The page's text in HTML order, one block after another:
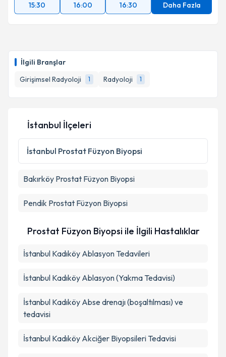
İlgili Branşlar
Girişimsel Radyoloji
1 Radyoloji 1
15:30
16:00 16:30 Daha Fazla
İstanbul İlçeleri
İstanbul Prostat Füzyon Biyopsi
Bakırköy Prostat Füzyon Biyopsi
Pendik Prostat Füzyon Biyopsi
Prostat Füzyon Biyopsi ile İlgili Hastalıklar
İstanbul Kadıköy Ablasyon Tedavileri
İstanbul Kadıköy Ablasyon (Yakma Tedavisi)
İstanbul Kadıköy Abse drenajı (boşaltılması) ve
tedavisi
İstanbul Kadıköy Akciğer Biyopsileri Tedavisi